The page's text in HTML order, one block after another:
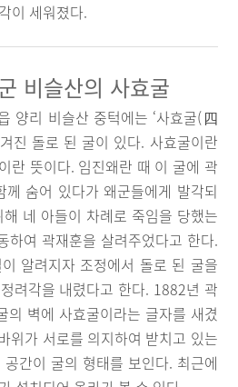
이 세워졌다.
비슬산의 사효굴
양리 비슬산 중턱에는 ‘사효굴(四
진 돌로 된 굴이 있다. 사효굴이란
란 뜻이다. 임진왜란 때 이 굴에 곽
숨어 있다가 왜군들에게 발각되
네 아들이 차례로 죽임을 당했는
하여 곽재훈을 살려주었다고 한다.
알려지자 조정에서 돌로 된 굴을
려각을 내렸다고 한다. 1882년 곽
의 벽에 사효굴이라는 글자를 새겼
위가 서로를 의지하여 받치고 있는
간이 굴의 형태를 보인다. 최근에